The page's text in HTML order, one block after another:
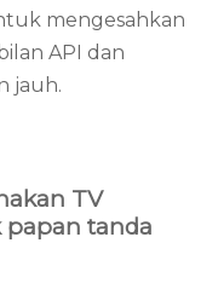
mengesahkan
API dan
jauh.
TV
tanda